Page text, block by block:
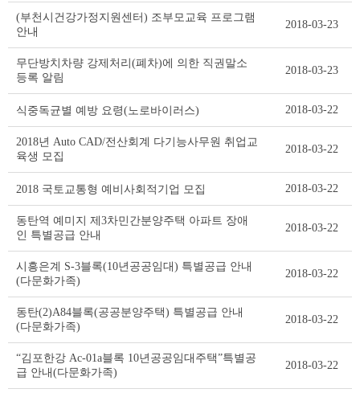
(부천시건강가정지원센터) 조부모교육 프로그램
안내
2018-03-23
무단방치차량 강제처리(폐차)에 의한 직권말소
등록 알림
2018-03-23
식중독균별 예방 요령(노로바이러스) 2018-03-22
2018년 Auto CAD/전산회계 다기능사무원 취업교
육생 모집
2018-03-22
2018 국토교통형 예비사회적기업 모집 2018-03-22
동탄역 예미지 제3차민간분양주택 아파트 장애
인 특별공급 안내
2018-03-22
시흥은계 S-3블록(10년공공임대) 특별공급 안내
(다문화가족)
2018-03-22
동탄(2)A84블록(공공분양주택) 특별공급 안내
(다문화가족)
2018-03-22
“김포한강 Ac-01a블록 10년공공임대주택”특별공
급 안내(다문화가족)
2018-03-22